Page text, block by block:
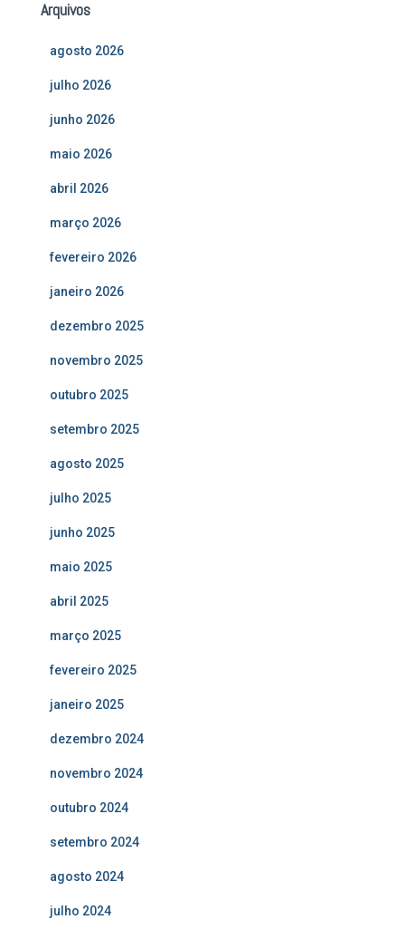
Arquivos
agosto 2026
julho 2026
junho 2026
maio 2026
abril 2026
março 2026
fevereiro 2026
janeiro 2026
dezembro 2025
novembro 2025
outubro 2025
setembro 2025
agosto 2025
julho 2025
junho 2025
maio 2025
abril 2025
março 2025
fevereiro 2025
janeiro 2025
dezembro 2024
novembro 2024
outubro 2024
setembro 2024
agosto 2024
julho 2024